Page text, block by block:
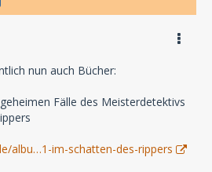
nun auch Bücher:
Fälle des Meisterdetektivs
albu…1-im-schatten-des-rippers